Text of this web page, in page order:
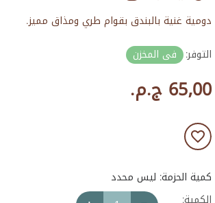
دومية غنية بالبندق بقوام طري ومذاق مميز.
التوفر: فى المخزن
65٫00 ج.م.‏
كمية الحزمة: ليس محدد